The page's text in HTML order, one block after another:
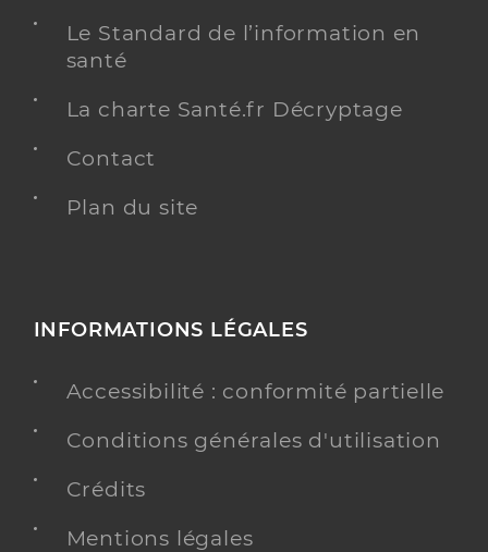
Le Standard de l’information en
santé
La charte Santé.fr Décryptage
Contact
Plan du site
INFORMATIONS LÉGALES
Accessibilité : conformité partielle
Conditions générales d'utilisation
Crédits
Mentions légales